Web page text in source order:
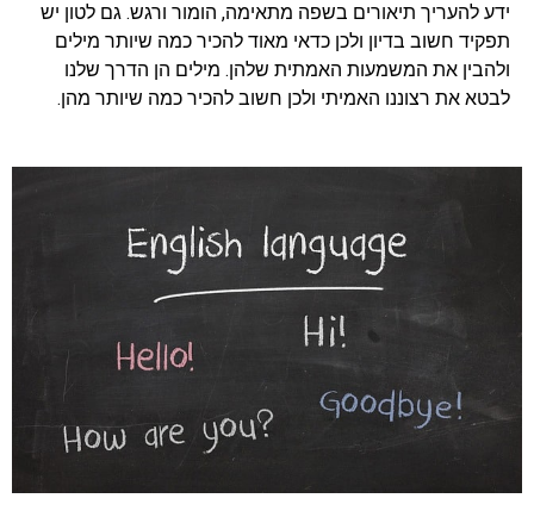
ידע להעריך תיאורים בשפה מתאימה, הומור ורגש. גם לטון יש
תפקיד חשוב בדיון ולכן כדאי מאוד להכיר כמה שיותר מילים
ולהבין את המשמעות האמתית שלהן. מילים הן הדרך שלנו
לבטא את רצוננו האמיתי ולכן חשוב להכיר כמה שיותר מהן.